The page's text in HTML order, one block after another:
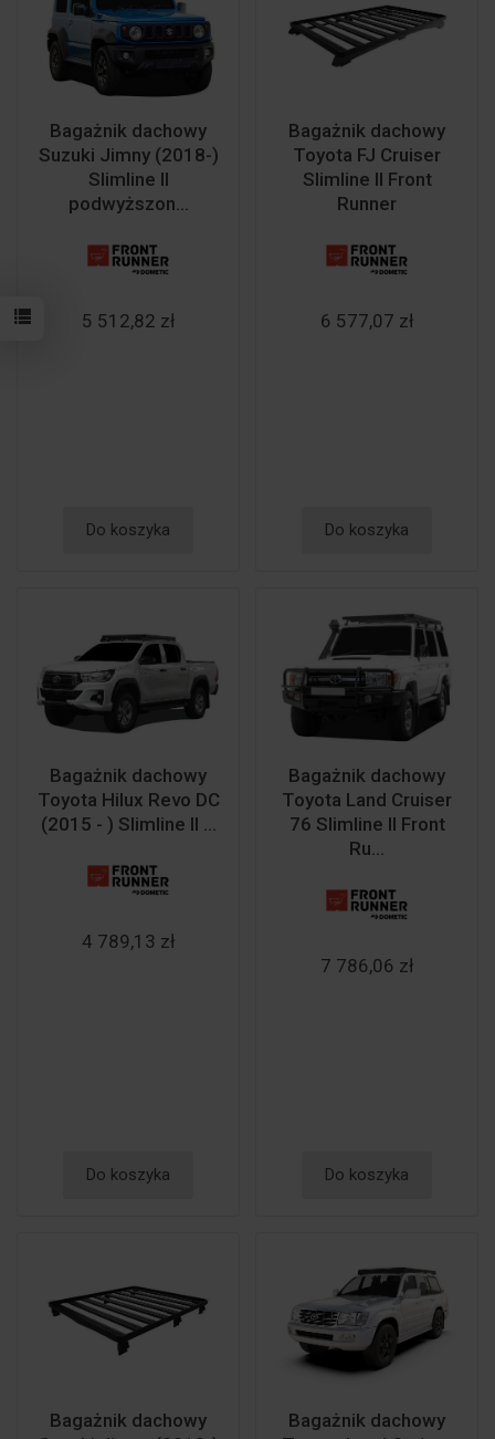
Bagażnik dachowy
Suzuki Jimny (2018-)
Slimline II
podwyższon...
5 512,82 zł
Do koszyka
Bagażnik dachowy
Toyota FJ Cruiser
Slimline II Front
Runner
6 577,07 zł
Do koszyka
Bagażnik dachowy
Toyota Hilux Revo DC
(2015 - ) Slimline II ...
4 789,13 zł
Do koszyka
Bagażnik dachowy
Toyota Land Cruiser
76 Slimline II Front
Ru...
7 786,06 zł
Do koszyka
Bagażnik dachowy
Bagażnik dachowy